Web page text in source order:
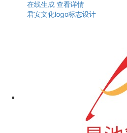
在线生成 查看详情
君安文化logo标志设计